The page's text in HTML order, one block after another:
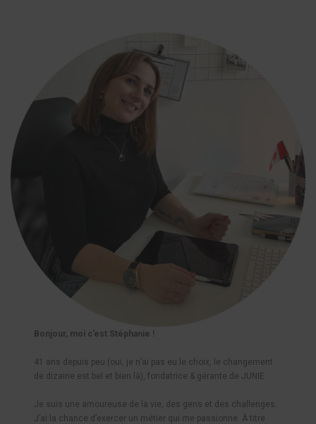
Bonjour, moi c’est Stéphanie !
41 ans depuis peu (oui, je n’ai pas eu le choix, le changement
de dizaine est bel et bien là), fondatrice & gérante de JUNIE.
Je suis une amoureuse de la vie, des gens et des challenges.
J’ai la chance d’exercer un métier qui me passionne. À titre